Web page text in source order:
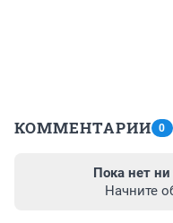
КОММЕНТАРИИ 0
Пока нет
Начните